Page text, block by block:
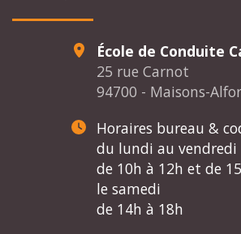
École de Conduite
25 rue Carnot
94700 - Maisons-
Horaires bureau &
du lundi au vendredi
de 10h à 12h et de
le samedi
de 14h à 18h